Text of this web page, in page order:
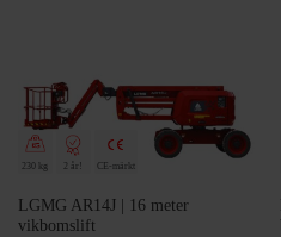
230 kg 2 år! CE-märkt
LGMG AR14J | 16 meter
vikbomslift